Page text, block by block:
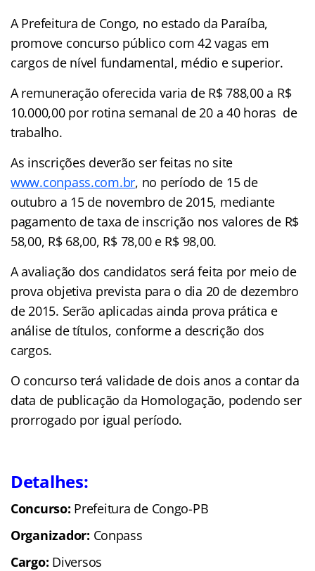
A Prefeitura de Congo, no estado da Paraíba,
promove concurso público com 42 vagas em
cargos de nível fundamental, médio e superior.
A remuneração oferecida varia de R$ 788,00 a R$
10.000,00 por rotina semanal de 20 a 40 horas de
trabalho.
As inscrições deverão ser feitas no site
www.conpass.com.br, no período de 15 de
outubro a 15 de novembro de 2015, mediante
pagamento de taxa de inscrição nos valores de R$
58,00, R$ 68,00, R$ 78,00 e R$ 98,00.
A avaliação dos candidatos será feita por meio de
prova objetiva prevista para o dia 20 de dezembro
de 2015. Serão aplicadas ainda prova prática e
análise de títulos, conforme a descrição dos
cargos.
O concurso terá validade de dois anos a contar da
data de publicação da Homologação, podendo ser
prorrogado por igual período.
Detalhes:
Concurso: Prefeitura de Congo-PB
Organizador: Conpass
Cargo: Diversos